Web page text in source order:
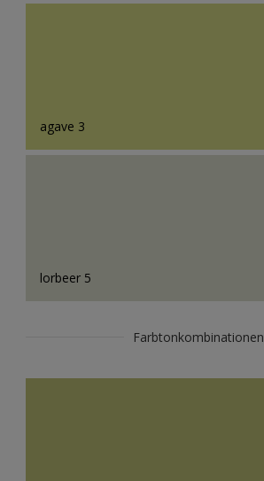
agave 3
lorbeer 5
Farbtonkombinationen